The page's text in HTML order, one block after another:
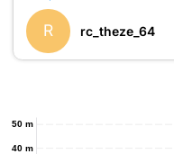
R rc_theze_64
40 m
50 m